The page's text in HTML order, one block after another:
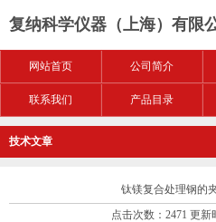
复纳科学仪器（上海）有限
网站首页 公司简介
联系我们 产品目录
技术文章
钛镁复合处理钢的
点击次数：2471 更新